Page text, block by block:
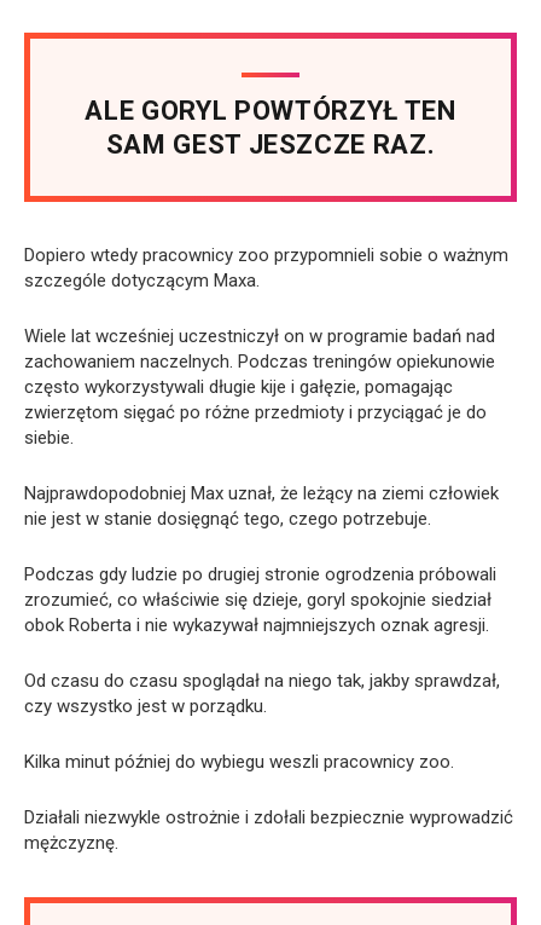
ALE GORYL POWTÓRZYŁ TEN
SAM GEST JESZCZE RAZ.
Dopiero wtedy pracownicy zoo przypomnieli sobie o ważnym
szczególe dotyczącym Maxa.
Wiele lat wcześniej uczestniczył on w programie badań nad
zachowaniem naczelnych. Podczas treningów opiekunowie
często wykorzystywali długie kije i gałęzie, pomagając
zwierzętom sięgać po różne przedmioty i przyciągać je do
siebie.
Najprawdopodobniej Max uznał, że leżący na ziemi człowiek
nie jest w stanie dosięgnąć tego, czego potrzebuje.
Podczas gdy ludzie po drugiej stronie ogrodzenia próbowali
zrozumieć, co właściwie się dzieje, goryl spokojnie siedział
obok Roberta i nie wykazywał najmniejszych oznak agresji.
Od czasu do czasu spoglądał na niego tak, jakby sprawdzał,
czy wszystko jest w porządku.
Kilka minut później do wybiegu weszli pracownicy zoo.
Działali niezwykle ostrożnie i zdołali bezpiecznie wyprowadzić
mężczyznę.